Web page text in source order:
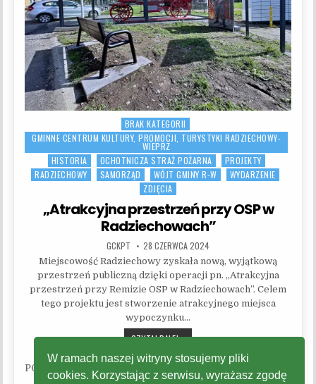
Posted in
BRAK KATEGORII
GMINNE CENTRUM KULTURY, PROMOCJI, TURYSTYKI RADZIECHOWY-
WIEPRZ
HISTORIA
OCHOTNICZA STRAŻ POŻARNA
PROJEKTY
RADZIECHOWY
SAMORZĄD WÓJT GMINY R-W
WYDARZENIE
ZDJĘCIA
„Atrakcyjna przestrzeń przy OSP w
Radziechowach”
AUTHOR:
GCKPT PUBLISHED DATE:
28 CZERWCA 2024
Miejscowość Radziechowy zyskała nową, wyjątkową
przestrzeń publiczną dzięki operacji pn. „Atrakcyjna
przestrzeń przy Remizie OSP w Radziechowach”. Celem
tego projektu jest stworzenie atrakcyjnego miejsca
wypoczynku…
CZYTAJ DALEJ...„ATRAKCYJNA PRZESTRZEŃ PRZY
Nawigacja po wpisach
W ramach naszej witryny stosujemy pliki
cookies. Korzystając z serwisu, wyrażasz zgodę